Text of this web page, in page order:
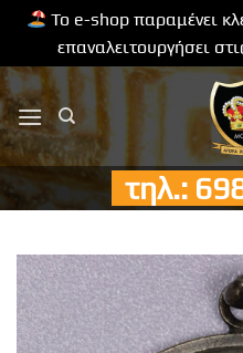
Το e-shop παραμένει
επαναλειτουργήσει
Μετάβαση
στο
περιεχόμενο
τηλ.: